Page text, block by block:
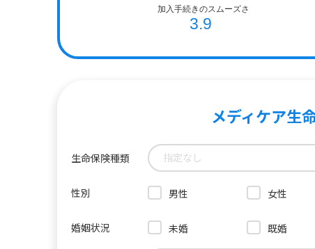
メディケア生
生命保険種類 指定なし
性別 男性 女性
婚姻状況 未婚 既婚